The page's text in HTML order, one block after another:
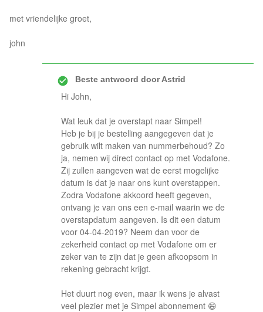
met vriendelijke groet,
john
Beste antwoord doorAstrid
Hi John,
Wat leuk dat je overstapt naar Simpel!
Heb je bij je bestelling aangegeven dat je
gebruik wilt maken van nummerbehoud? Zo
ja, nemen wij direct contact op met Vodafone.
Zij zullen aangeven wat de eerst mogelijke
datum is dat je naar ons kunt overstappen.
Zodra Vodafone akkoord heeft gegeven,
ontvang je van ons een e-mail waarin we de
overstapdatum aangeven. Is dit een datum
voor 04-04-2019? Neem dan voor de
zekerheid contact op met Vodafone om er
zeker van te zijn dat je geen afkoopsom in
rekening gebracht krijgt.
Het duurt nog even, maar ik wens je alvast
veel plezier met je Simpel abonnement 😄